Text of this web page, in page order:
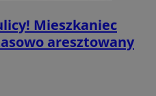
Mieszkaniec
aresztowany